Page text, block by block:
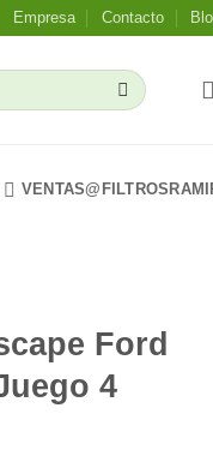
Empresa Contacto
Ford
4